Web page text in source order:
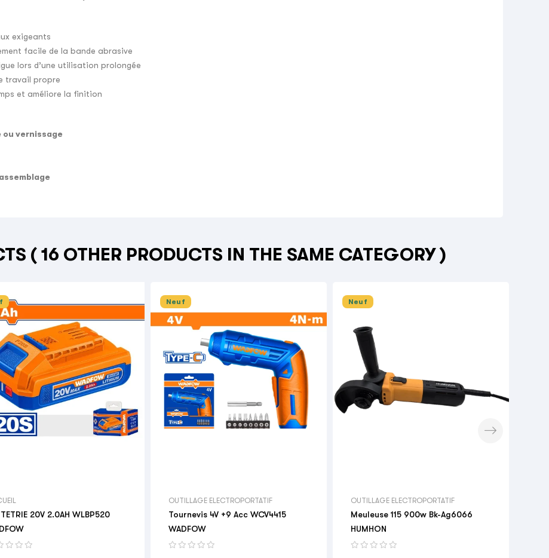
exigeants
facile de la bande abrasive
lors d’une utilisation prolongée
travail propre
et améliore la finition
vernissage
( 16 OTHER PRODUCTS IN THE SAME CATEGORY )

20V 2.0AH WLBP520
Neuf
OUTILLAGE ELECTROPORTATIF
Tournevis 4V +9 Acc WCV4415
WADFOW
Neuf
OUTILLAGE ELECTROPORTATIF
Meuleuse 115 900w Bk-Ag6066
HUMHON